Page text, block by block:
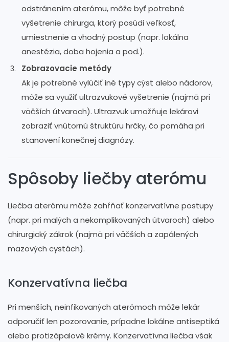
odstránením aterómu, môže byť potrebné
vyšetrenie chirurga, ktorý posúdi veľkosť,
umiestnenie a vhodný postup (napr. lokálna
anestézia, doba hojenia a pod.).
Zobrazovacie metódy
Ak je potrebné vylúčiť iné typy cýst alebo nádorov,
môže sa využiť ultrazvukové vyšetrenie (najmä pri
väčších útvaroch). Ultrazvuk umožňuje lekárovi
zobraziť vnútornú štruktúru hrčky, čo pomáha pri
stanovení konečnej diagnózy.
Spôsoby liečby aterómu
Liečba aterómu môže zahŕňať konzervatívne postupy
(napr. pri malých a nekomplikovaných útvaroch) alebo
chirurgický zákrok (najmä pri väčších a zapálených
mazových cystách).
Konzervatívna liečba
Pri menších, neinfikovaných aterómoch môže lekár
odporučiť len pozorovanie, prípadne lokálne antiseptiká
alebo protizápalové krémy. Konzervatívna liečba však